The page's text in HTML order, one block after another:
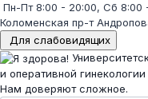
Пн-Пт 8:00 - 20:00, Сб 8:00
Коломенская пр-т
Для слабовидящих
и оперативной гинекологии
Нам доверяют сложное.